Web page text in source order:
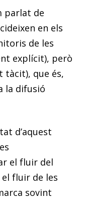
parlat de
en els
de les
explícit), però
tàcit), que és,
la difusió
d’aquest
el fluir del
fluir de les
sovint